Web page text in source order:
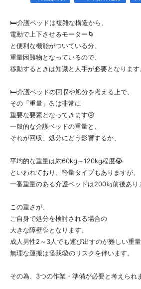
🛏️介護ベッドは複雑な構造から、
電動で上下させるモーター🌀
と便利な機能がついている分、
重量困難物となっているので、
移動するときは知識と人手が必要となります
🛏️介護ベッドの回収や処分を考える上で、
その「重量」💪は非常に
重要な要素となってきます😥
一般的な介護ベッドの重量と、
それが回収、処分にどう影響するか、
平均的な重量は約60kg～120kg程度😭
といわれており、軽量タイプもありますが、
一番重量のある介護ベッドは200㎏前後あり
この重さが、
ご自身で処分を検討される場合の
大きな障壁💦となります。
成人男性2～3人でも運び出すのが難しい重量
無理な運搬は怪我😱のリスクを伴います。
その為、3つの作業・準備が必要と考えられ